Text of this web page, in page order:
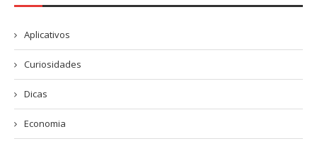
Aplicativos
Curiosidades
Dicas
Economia